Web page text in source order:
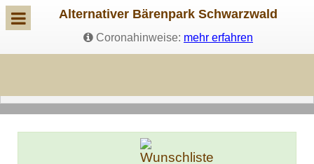
Alternativer Bärenpark Schwarzwald
Coronahinweise: mehr erfahren